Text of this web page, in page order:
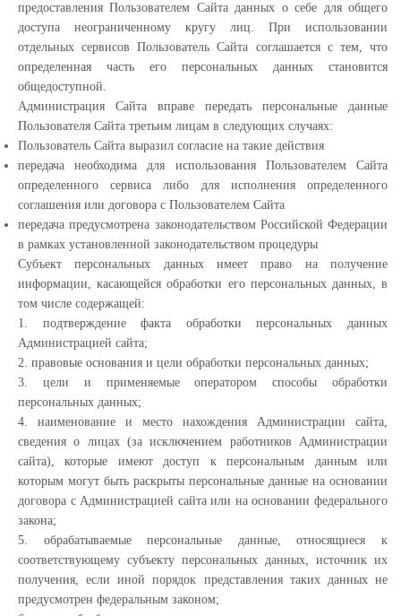
предоставления Пользователем Сайта данных о себе для общего
доступа неограниченному кругу лиц. При использовании
отдельных сервисов Пользователь Сайта соглашается с тем, что
определенная часть его персональных данных становится
общедоступной.
Администрация Сайта вправе передать персональные данные
Пользователя Сайта третьим лицам в следующих случаях:
Пользователь Сайта выразил согласие на такие действия
передача необходима для использования Пользователем Сайта
определенного сервиса либо для исполнения определенного
соглашения или договора с Пользователем Сайта
передача предусмотрена законодательством Российской Федерации
в рамках установленной законодательством процедуры
Субъект персональных данных имеет право на получение
информации, касающейся обработки его персональных данных, в
том числе содержащей:
1. подтверждение факта обработки персональных данных
Администрацией сайта;
2. правовые основания и цели обработки персональных данных;
3. цели и применяемые оператором способы обработки
персональных данных;
4. наименование и место нахождения Администрации сайта,
сведения о лицах (за исключением работников Администрации
сайта), которые имеют доступ к персональным данным или
которым могут быть раскрыты персональные данные на основании
договора с Администрацией сайта или на основании федерального
закона;
5. обрабатываемые персональные данные, относящиеся к
соответствующему субъекту персональных данных, источник их
получения, если иной порядок представления таких данных не
предусмотрен федеральным законом;